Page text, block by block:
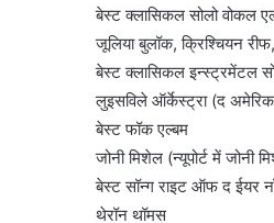
बेस्ट क्लासिकल सोलो वोकल
जूलिया बुलॉक, क्रिश्चियन
बेस्ट क्लासिकल इन्स्ट्रमेंटल
लुइसविले ऑर्केस्ट्रा (द
बेस्ट फॉक एल्बम
जोनी मिशेल (न्यूपोर्ट में जोनी
बेस्ट सॉन्ग राइट ऑफ द ईयर
थेरॉन थॉमस